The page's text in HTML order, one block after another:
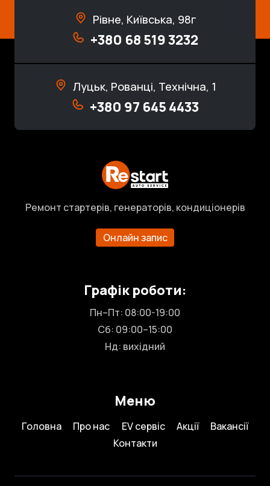
Рівне, Київська, 98г
+380 68 519 3232
Луцьк, Рованці, Технічна, 1
+380 97 645 4433
Ремонт стартерів, генераторів, кондиціонерів
Онлайн запис
Графік роботи:
Пн–Пт: 08:00-19:00
Сб: 09:00–15:00
Нд: вихідний
Меню
Головна Про нас EV сервіс Акції
Вакансії
Контакти